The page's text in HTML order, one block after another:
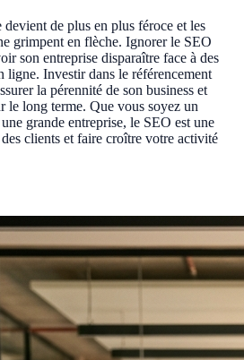
de plus en plus féroce et les
grimpent en flèche. Ignorer le SEO
son entreprise disparaître face à des
ligne. Investir dans le référencement
la pérennité de son business et
le long terme. Que vous soyez un
grande entreprise, le SEO est une
clients et faire croître votre activité